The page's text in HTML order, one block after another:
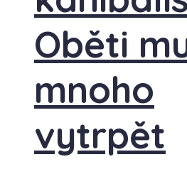
Oběti
mnoho
vytrpět